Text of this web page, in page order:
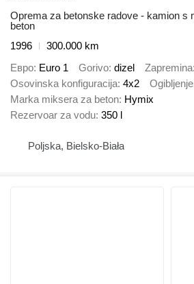
Oprema za betonske radove - kamion s
beton
1996
300.000 km
Евро Euro 1 Gorivo dizel Zapremina
Osovinska konfiguracija 4x2 Ogibljenje
Marka miksera za beton Hymix
Rezervoar za vodu 350 l
Poljska, Bielsko-Biała